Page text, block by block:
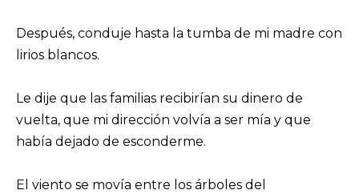
Después, conduje hasta la tumba de mi madre con
lirios blancos.
Le dije que las familias recibirían su dinero de
vuelta, que mi dirección volvía a ser mía y que
había dejado de esconderme.
El viento se movía entre los árboles del